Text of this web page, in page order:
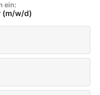
ein:
(m/w/d)